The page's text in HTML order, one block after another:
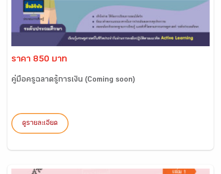
ราคา 850 บาท
คู่มือครูฉลาดรู้การเงิน (Coming soon)
ดูรายละเอียด